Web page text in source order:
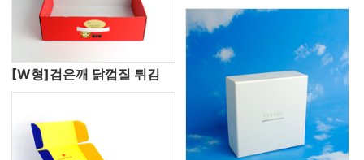
[W형]검은깨 닭껍질 튀김